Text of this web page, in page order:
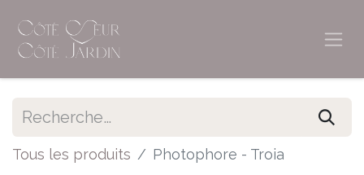
Tous les produits Photophore - Troia